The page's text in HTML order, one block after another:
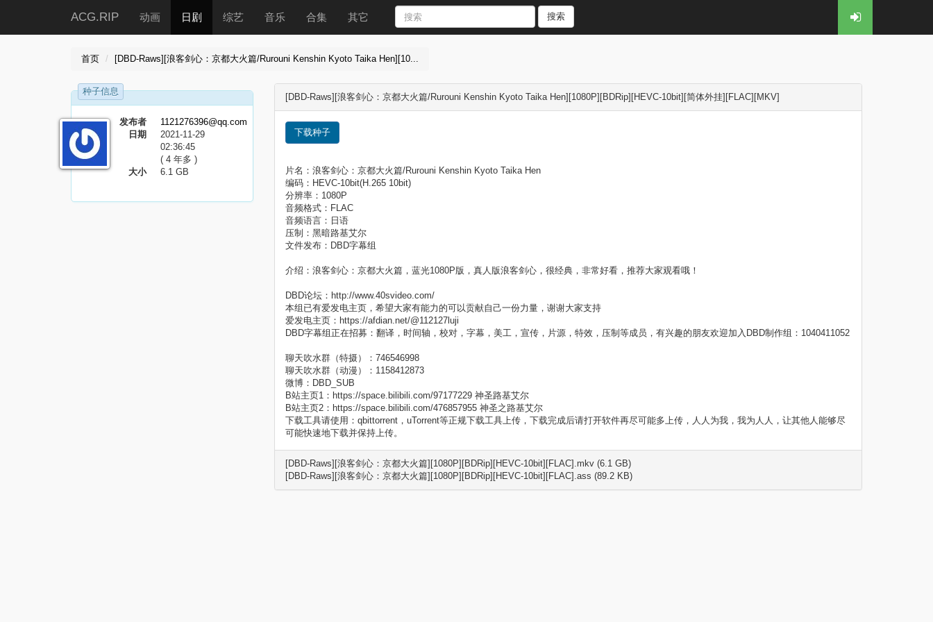
ACG.RIP 动画 日剧 综艺 音乐 合集 其它 搜索
首页 [DBD-Raws][浪客剑心：京都大火篇/Rurouni Kenshin Kyoto Taika Hen][10...
种子信息
发布者
1121276396@qq.com
日期
2021-11-29
02:36:45
( 4 年多 )
大小
6.1 GB
[DBD-Raws][浪客剑心：京都大火篇/Rurouni Kenshin Kyoto Taika Hen][1080P][BDRip][HEVC-10bit][简体外挂][FLAC][MKV]
下载种子
片名：浪客剑心：京都大火篇/Rurouni Kenshin Kyoto Taika Hen
编码：HEVC-10bit(H.265 10bit)
分辨率：1080P
音频格式：FLAC
音频语言：日语
压制：黑暗路基艾尔
文件发布：DBD字幕组
介绍：浪客剑心：京都大火篇，蓝光1080P版，真人版浪客剑心，很经典，非常好看，推荐大家观看哦！
DBD论坛：http://www.40svideo.com/
本组已有爱发电主页，希望大家有能力的可以贡献自己一份力量，谢谢大家支持
爱发电主页：https://afdian.net/@112127luji
DBD字幕组正在招募：翻译，时间轴，校对，字幕，美工，宣传，片源，特效，压制等成员，有兴趣的朋友欢迎加入DBD制作组：1040411052
聊天吹水群（特摄）：746546998
聊天吹水群（动漫）：1158412873
微博：DBD_SUB
B站主页1：https://space.bilibili.com/97177229 神圣路基艾尔
B站主页2：https://space.bilibili.com/476857955 神圣之路基艾尔
下载工具请使用：qbittorrent，uTorrent等正规下载工具上传，下载完成后请打开软件再尽可能多上传，人人为我，我为人人，让其他人能够尽
可能快速地下载并保持上传。
[DBD-Raws][浪客剑心：京都大火篇][1080P][BDRip][HEVC-10bit][FLAC].mkv (6.1 GB)
[DBD-Raws][浪客剑心：京都大火篇][1080P][BDRip][HEVC-10bit][FLAC].ass (89.2 KB)